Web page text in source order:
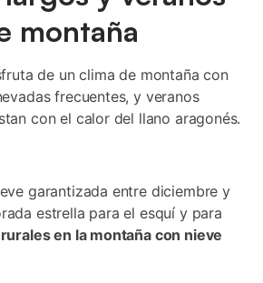
montaña
de un clima de montaña con
frecuentes, y veranos
con el calor del llano aragonés.
garantizada entre diciembre y
estrella para el esquí y para
en la montaña con nieve